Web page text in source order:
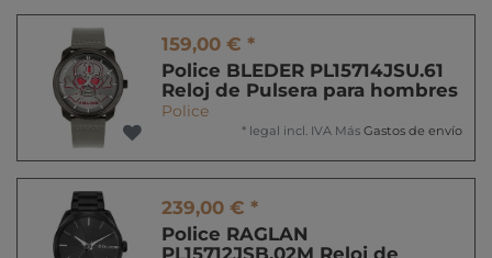
159,00 € *
Police BLEDER PL15714JSU.61
Reloj de Pulsera para hombres
Police
* legal incl. IVA Más Gastos de envío
239,00 € *
Police RAGLAN